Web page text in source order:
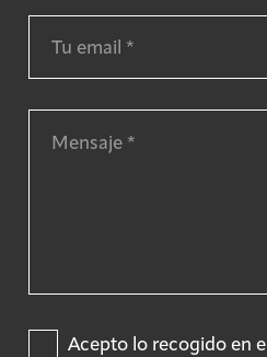
Acepto lo recogido en el